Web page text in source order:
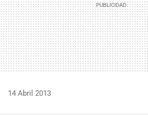
14 Abril 2013